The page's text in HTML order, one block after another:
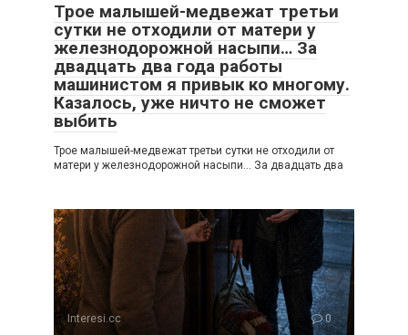
Трое малышей-медвежат третьи
сутки не отходили от матери у
железнодорожной насыпи… За
двадцать два года работы
машинистом я привык ко многому.
Казалось, уже ничто не сможет
выбить
Трое малышей-медвежат третьи сутки не отходили от
матери у железнодорожной насыпи… За двадцать два
Interesi.cc 0